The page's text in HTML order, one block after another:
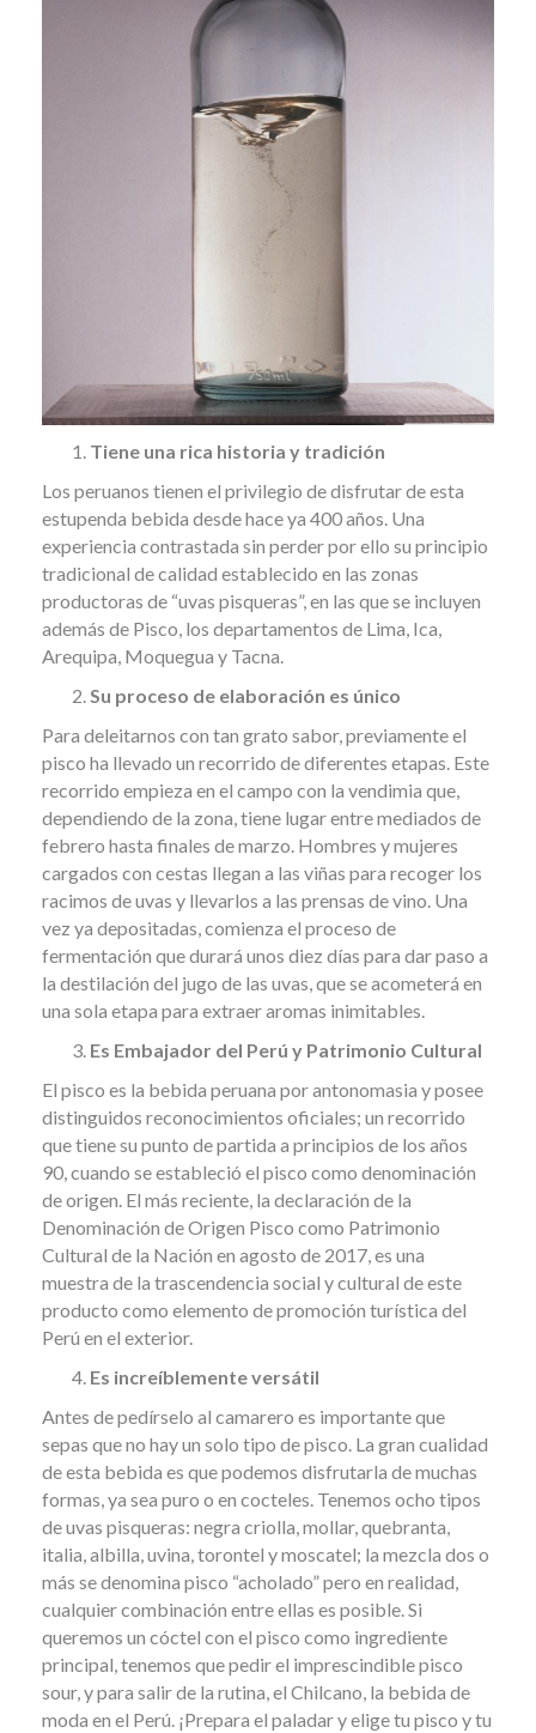
Tiene una rica historia y tradición
Los peruanos tienen el privilegio de disfrutar de esta
estupenda bebida desde hace ya 400 años. Una
experiencia contrastada sin perder por ello su principio
tradicional de calidad establecido en las zonas
productoras de “uvas pisqueras”, en las que se incluyen
además de Pisco, los departamentos de Lima, Ica,
Arequipa, Moquegua y Tacna.
Su proceso de elaboración es único
Para deleitarnos con tan grato sabor, previamente el
pisco ha llevado un recorrido de diferentes etapas. Este
recorrido empieza en el campo con la vendimia que,
dependiendo de la zona, tiene lugar entre mediados de
febrero hasta finales de marzo. Hombres y mujeres
cargados con cestas llegan a las viñas para recoger los
racimos de uvas y llevarlos a las prensas de vino. Una
vez ya depositadas, comienza el proceso de
fermentación que durará unos diez días para dar paso a
la destilación del jugo de las uvas, que se acometerá en
una sola etapa para extraer aromas inimitables.
Es Embajador del Perú y Patrimonio Cultural
El pisco es la bebida peruana por antonomasia y posee
distinguidos reconocimientos oficiales; un recorrido
que tiene su punto de partida a principios de los años
90, cuando se estableció el pisco como denominación
de origen. El más reciente, la declaración de la
Denominación de Origen Pisco como Patrimonio
Cultural de la Nación en agosto de 2017, es una
muestra de la trascendencia social y cultural de este
producto como elemento de promoción turística del
Perú en el exterior.
Es increíblemente versátil
Antes de pedírselo al camarero es importante que
sepas que no hay un solo tipo de pisco. La gran cualidad
de esta bebida es que podemos disfrutarla de muchas
formas, ya sea puro o en cocteles. Tenemos ocho tipos
de uvas pisqueras: negra criolla, mollar, quebranta,
italia, albilla, uvina, torontel y moscatel; la mezcla dos o
más se denomina pisco “acholado” pero en realidad,
cualquier combinación entre ellas es posible. Si
queremos un cóctel con el pisco como ingrediente
principal, tenemos que pedir el imprescindible pisco
sour, y para salir de la rutina, el Chilcano, la bebida de
moda en el Perú. ¡Prepara el paladar y elige tu pisco y tu